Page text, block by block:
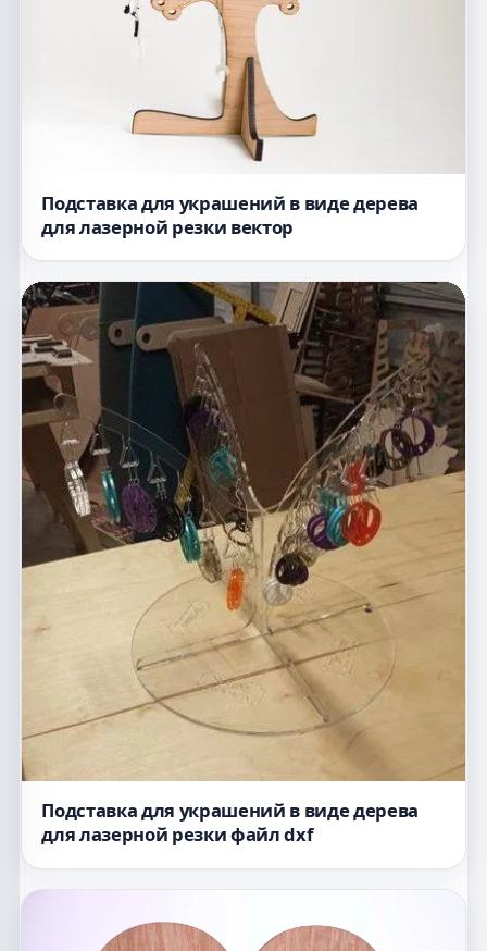
Подставка для украшений в виде дерева
для лазерной резки вектор
Подставка для украшений в виде дерева
для лазерной резки файл dxf